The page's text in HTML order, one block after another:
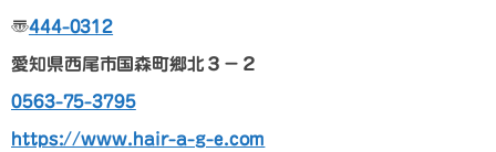
〠444-0312
愛知県西尾市国森町郷北３－２
0563-75-3795
https://www.hair-a-g-e.com